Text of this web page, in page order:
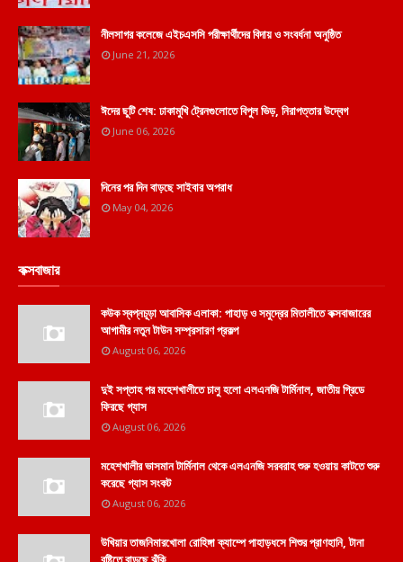
নীলসাগর কলেজে এইচএসসি পরীক্ষার্থীদের বিদায় ও সংবর্ধনা অনুষ্ঠিত
June 21, 2026
ঈদের ছুটি শেষ: ঢাকামুখি ট্রেনগুলোতে বিপুল ভিড়, নিরাপত্তার উদ্বেগ
June 06, 2026
দিনের পর দিন বাড়ছে সাইবার অপরাধ
May 04, 2026
কক্সবাজার
কউক স্বপ্নচূড়া আবাসিক এলাকা: পাহাড় ও সমুদ্রের মিতালীতে কক্সবাজারের
আগামীর নতুন টাউন সম্প্রসারণ প্রকল্প
August 06, 2026
দুই সপ্তাহ পর মহেশখালীতে চালু হলো এলএনজি টার্মিনাল, জাতীয় গ্রিডে
ফিরছে গ্যাস
August 06, 2026
মহেশখালীর ভাসমান টার্মিনাল থেকে এলএনজি সরবরাহ শুরু হওয়ায় কাটতে শুরু
করেছে গ্যাস সংকট
August 06, 2026
উখিয়ার তাজনিমারখোলা রোহিঙ্গা ক্যাম্পে পাহাড়ধসে শিশুর প্রাণহানি, টানা